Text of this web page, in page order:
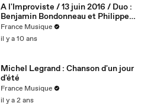
A l'Improviste / 13 juin 2016 / Duo :
Benjamin Bondonneau et Philippe
Foch
France Musique
il y a 10 ans
Michel Legrand : Chanson d'un jour
d'été
France Musique
il y a 2 ans